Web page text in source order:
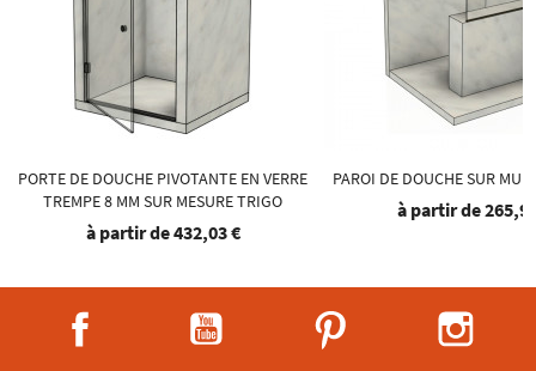
PORTE DE DOUCHE PIVOTANTE EN VERRE
TREMPE 8 MM SUR MESURE TRIGO
à partir de432,03 €
PAROI DE DOUCHE SUR
à partir de